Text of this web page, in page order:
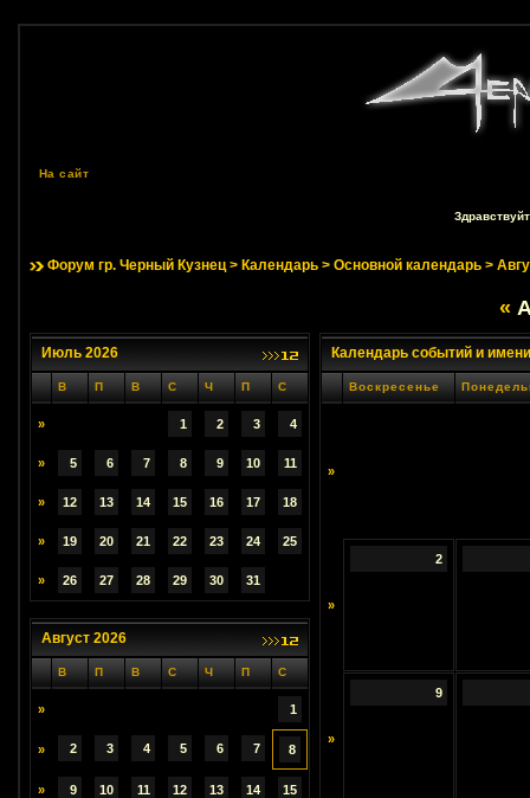
На сайт
Форум гр. Черный Кузнец> Календарь> Основной календарь>
«
Июль 2026
В П В С Ч П С
» 1 2 3 4
» 5 6 7 8 9 10 11
» 12 13 14 15 16 17 18
» 19 20 21 22 23 24 25
» 26 27 28 29 30 31
Август 2026
В П В С Ч П С
» 1
» 2 3 4 5 6 7 8
» 9 10 11 12 13 14 15
Календарь событий и
Воскресенье
»
»
2
»
9